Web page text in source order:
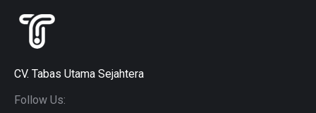
CV. Tabas Utama Sejahtera
Follow Us: